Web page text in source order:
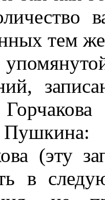
тем
Пушкина:
(эту
в